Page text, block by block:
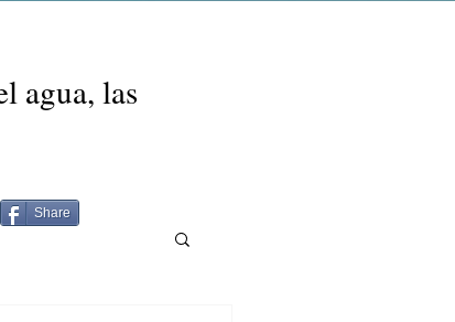
agua, las
Share